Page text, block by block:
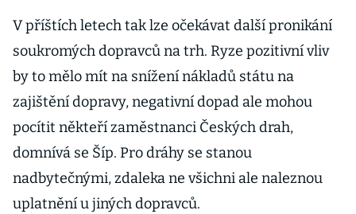
pražské
brownfieldy
V příštích letech tak lze očekávat další pronikání
soukromých dopravců na trh. Ryze pozitivní vliv
by to mělo mít na snížení nákladů státu na
zajištění dopravy, negativní dopad ale mohou
pocítit někteří zaměstnanci Českých drah,
domnívá se Šíp. Pro dráhy se stanou
nadbytečnými, zdaleka ne všichni ale naleznou
uplatnění u jiných dopravců.